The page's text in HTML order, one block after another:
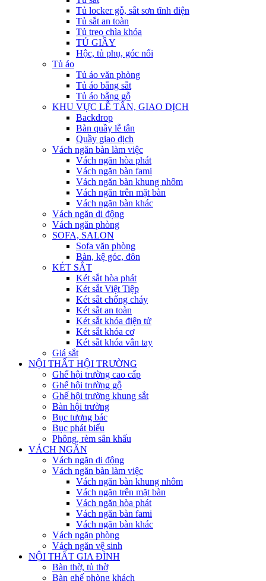
Tủ locker gỗ, sắt sơn tĩnh điện
Tủ sắt an toàn
Tủ treo chìa khóa
TỦ GIẦY
Hộc, tủ phụ, góc nối
Tủ áo
Tủ áo văn phòng
Tủ áo bằng sắt
Tủ áo bằng gỗ
KHU VỰC LỄ TÂN, GIAO DỊCH
Backdrop
Bàn quầy lễ tân
Quầy giao dịch
Vách ngăn bàn làm việc
Vách ngăn hòa phát
Vách ngăn bàn fami
Vách ngăn bàn khung nhôm
Vách ngăn trên mặt bàn
Vách ngăn bàn khác
Vách ngăn di động
Vách ngăn phòng
SOFA, SALON
Sofa văn phòng
Bàn, kệ góc, đôn
KÉT SẮT
Két sắt hòa phát
Két sắt Việt Tiệp
Két sắt chống cháy
Két sắt an toàn
Két sắt khóa điện tử
Két sắt khóa cơ
Két sắt khóa vân tay
Giá sắt
NỘI THẤT HỘI TRƯỜNG
Ghế hội trường cao cấp
Ghế hội trường gỗ
Ghế hội trường khung sắt
Bàn hội trường
Bục tượng bác
Bục phát biểu
Phông, rèm sân khấu
VÁCH NGĂN
Vách ngăn di động
Vách ngăn bàn làm việc
Vách ngăn bàn khung nhôm
Vách ngăn trên mặt bàn
Vách ngăn hòa phát
Vách ngăn bàn fami
Vách ngăn bàn khác
Vách ngăn phòng
Vách ngăn vệ sinh
NỘI THẤT GIA ĐÌNH
Bàn thờ, tủ thờ
Bàn ghế phòng khách